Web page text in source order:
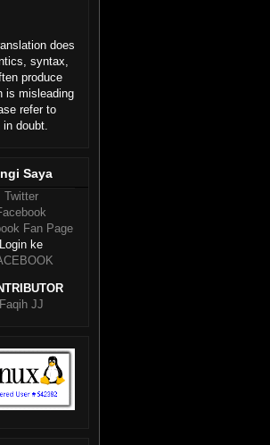
does
syntax,
produce
is misleading
refer to
in doubt.
Saya
Twitter
Fan Page
Login ke
Faqih JJ